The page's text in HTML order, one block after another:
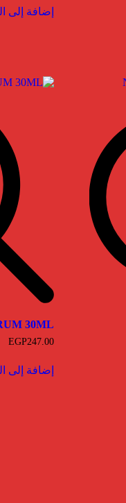
إضافة إلى
30ML
EGP247.00
إضافة إلى